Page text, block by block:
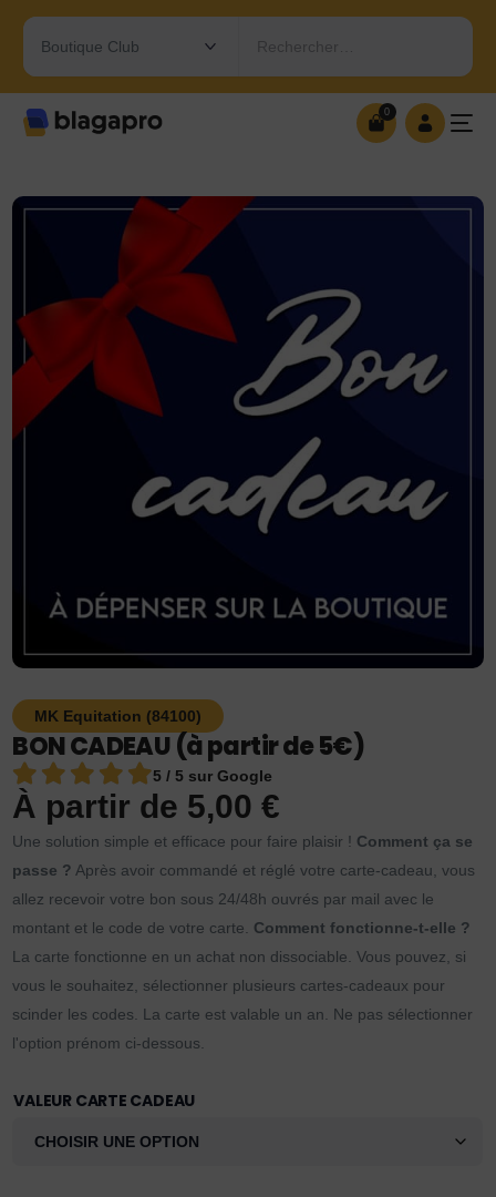
Rechercher…
0
MK Equitation (84100)
BON CADEAU (à partir de 5€)
5 / 5 sur Google
À partir de 5,00€
Une solution simple et efficace pour faire plaisir ! Comment ça se
passe ? Après avoir commandé et réglé votre carte-cadeau, vous
allez recevoir votre bon sous 24/48h ouvrés par mail avec le
montant et le code de votre carte. Comment fonctionne-t-elle ?
La carte fonctionne en un achat non dissociable. Vous pouvez, si
vous le souhaitez, sélectionner plusieurs cartes-cadeaux pour
scinder les codes. La carte est valable un an. Ne pas sélectionner
l'option prénom ci-dessous.
VALEUR CARTE CADEAU